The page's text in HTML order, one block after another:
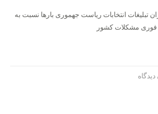
تبلیغات انتخابات ریاست جهموری بار‌ها نسبت به
فوری مشکلات کشور